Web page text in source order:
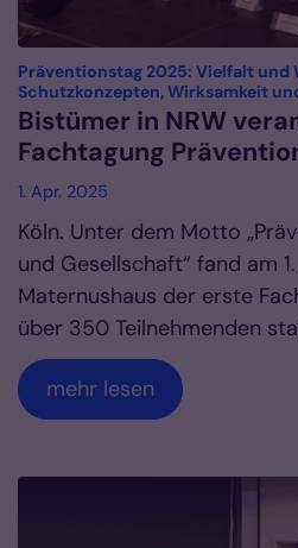
Präventionstag 2025: Vielfalt
Schutzkonzepten, Wirksamkeit
Bistümer in NRW
Fachtagung
1. Apr. 2025
Köln. Unter dem Motto
und Gesellschaft“ fand am
Maternushaus der erste
über 350 Teilnehmenden
mehr lesen